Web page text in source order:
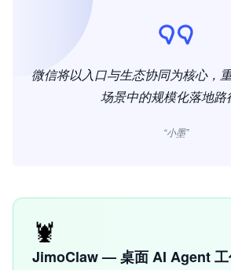
微信将以入口与生态协同为核心，
场景中的规模化落地路
“小墨”
🦞
JimoClaw — 桌面 AI Agent 工